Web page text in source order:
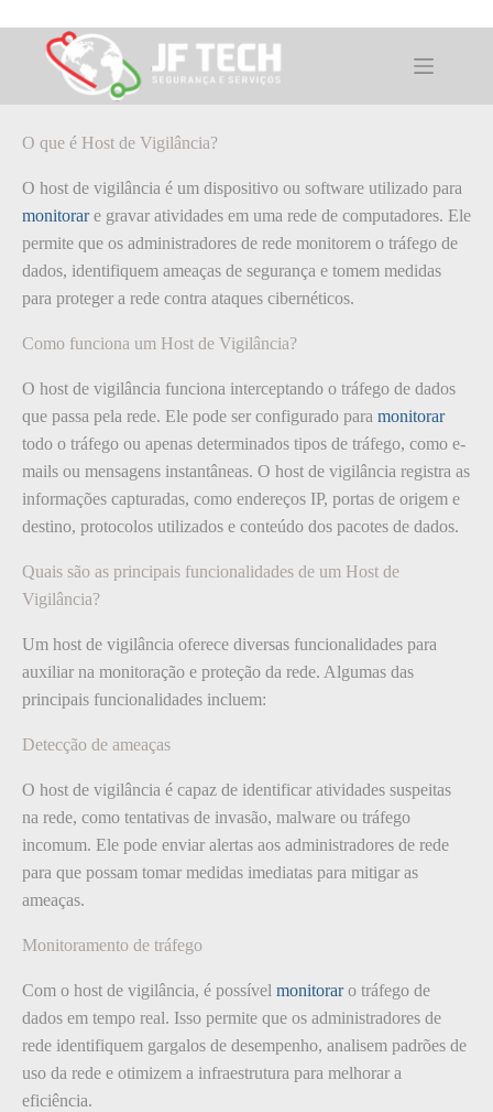
para
conteúdoO que é: Host de Vigilância
O que é Host de Vigilância?
O host de vigilância é um dispositivo ou software utilizado para
monitorare gravar atividades em uma rede de computadores. Ele
permite que os administradores de rede monitorem o tráfego de
dados, identifiquem ameaças de segurança e tomem medidas
para proteger a rede contra ataques cibernéticos.
Como funciona um Host de Vigilância?
O host de vigilância funciona interceptando o tráfego de dados
que passa pela rede. Ele pode ser configurado para monitorar
todo o tráfego ou apenas determinados tipos de tráfego, como e-
mails ou mensagens instantâneas. O host de vigilância registra as
informações capturadas, como endereços IP, portas de origem e
destino, protocolos utilizados e conteúdo dos pacotes de dados.
Quais são as principais funcionalidades de um Host de
Vigilância?
Um host de vigilância oferece diversas funcionalidades para
auxiliar na monitoração e proteção da rede. Algumas das
principais funcionalidades incluem:
Detecção de ameaças
O host de vigilância é capaz de identificar atividades suspeitas
na rede, como tentativas de invasão, malware ou tráfego
incomum. Ele pode enviar alertas aos administradores de rede
para que possam tomar medidas imediatas para mitigar as
ameaças.
Monitoramento de tráfego
Com o host de vigilância, é possível monitoraro tráfego de
dados em tempo real. Isso permite que os administradores de
rede identifiquem gargalos de desempenho, analisem padrões de
uso da rede e otimizem a infraestrutura para melhorar a
eficiência.